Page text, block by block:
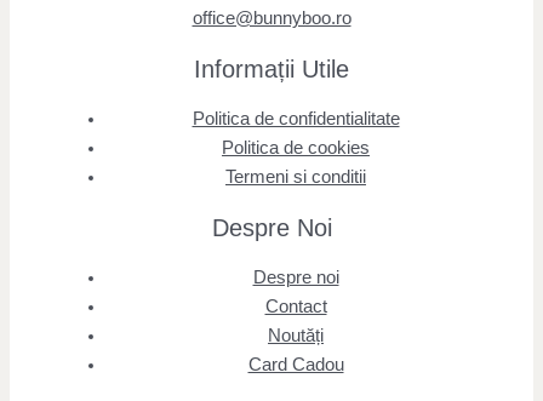
office@bunnyboo.ro
Informații Utile
Politica de confidentialitate
Politica de cookies
Termeni si conditii
Despre Noi
Despre noi
Contact
Noutăți
Card Cadou